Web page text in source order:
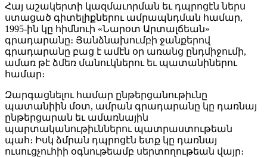
Հայ աշակերտի կազմաւորման եւ դպրոցէն ներս
ստացած գիտելիքներու ամրապնդման համար,
1995-ին կը հիմնուի «Նարօտ Արտալճեան»
գրադարանը։ Յանձնախումբի ջանքերով
գրադարանը բաց է ամէն օր առանց ընդմիջումի,
ամառ թէ ձմեռ մանուկներու եւ պատանիներու
համար։
Զարգացնելու համար ընթերցանութիւնը
պատանիին մօտ, ամրան գրադարանը կը դառնայ
ընթերցարան եւ ամառնային
պարտականութիւններու պատրաստութեան
պահ։ Իսկ ձմրան դպրոցէն ետք կը դառնայ
ուսուցչուհիի օգնութեամբ սերտողութեան վայր։